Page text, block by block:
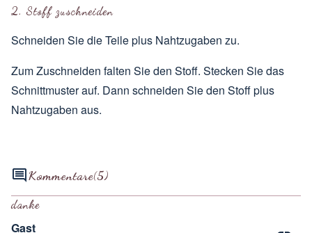
2. Stoff zuschneiden
Schneiden Sie die Teile plus Nahtzugaben zu.
Zum Zuschneiden falten Sie den Stoff. Stecken Sie das
Schnittmuster auf. Dann schneiden Sie den Stoff plus
Nahtzugaben aus.
Kommentare(5)
danke
Gast